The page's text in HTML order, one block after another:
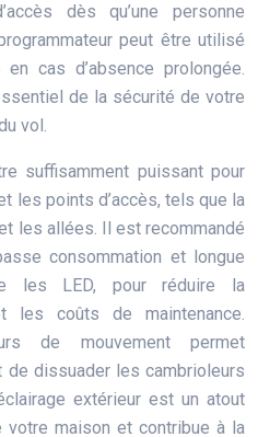
dès qu’une personne
peut être utilisé
cas d’absence prolongée.
de la sécurité de votre
vol.
suffisamment puissant pour
les points d’accès, tels que la
les allées. Il est recommandé
consommation et longue
les LED, pour réduire la
les coûts de maintenance.
de mouvement permet
de dissuader les cambrioleurs
extérieur est un atout
maison et contribue à la